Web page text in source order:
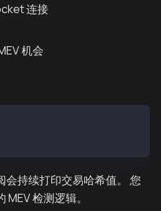
连接
机会
持续打印交易哈希值。 您
检测逻辑。